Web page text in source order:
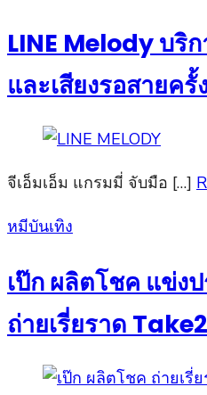
LINE Melody บริก
และเสียงรอสายค
จีเอ็มเอ็ม แกรมมี่ จับมือ […]
Posted
หมีบันเทิง
เป๊ก ผลิตโชค แข่ง
ถ่ายเรี่ยราด Take2